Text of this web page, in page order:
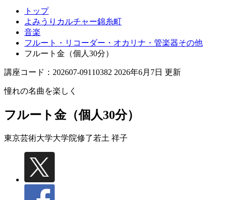
トップ
よみうりカルチャー錦糸町
音楽
フルート・リコーダー・オカリナ・管楽器その他
フルート金（個人30分）
講座コード：202607-09110382 2026年6月7日 更新
憧れの名曲を楽しく
フルート金（個人30分）
東京芸術大学大学院修了若土 祥子